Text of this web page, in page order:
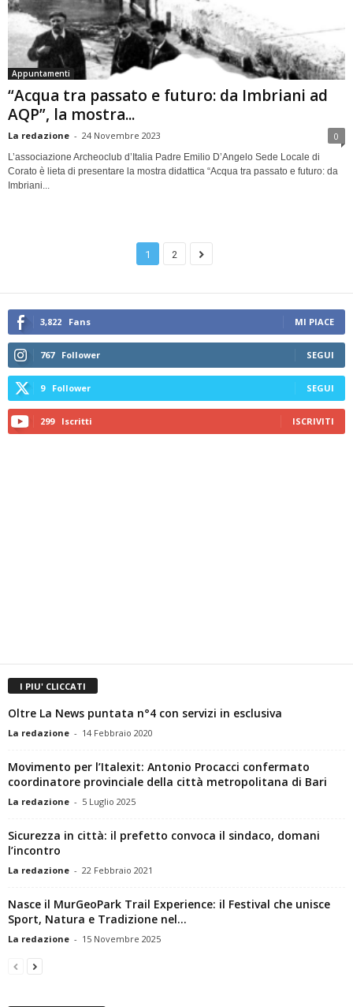
Appuntamenti
“Acqua tra passato e futuro: da Imbriani ad
AQP”, la mostra...
La redazione - 24 Novembre 2023 0
L’associazione Archeoclub d’Italia Padre Emilio D’Angelo Sede Locale di
Corato è lieta di presentare la mostra didattica “Acqua tra passato e futuro: da
Imbriani...
1 2
3,822 Fans MI PIACE
767 Follower SEGUI
9 Follower SEGUI
299 Iscritti ISCRIVITI
I PIU' CLICCATI
Oltre La News puntata n°4 con servizi in esclusiva
La redazione - 14 Febbraio 2020
Movimento per l’Italexit: Antonio Procacci confermato
coordinatore provinciale della città metropolitana di Bari
La redazione - 5 Luglio 2025
Sicurezza in città: il prefetto convoca il sindaco, domani
l’incontro
La redazione - 22 Febbraio 2021
Nasce il MurGeoPark Trail Experience: il Festival che unisce
Sport, Natura e Tradizione nel...
La redazione - 15 Novembre 2025